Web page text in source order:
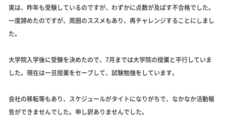
実は、昨年も受験しているのですが、わずかに点数が及ばす不合格でした。
一度諦めたのですが、周囲のススメもあり、再チャレンジすることにしまし
た。
大学院入学後に受験を決めたので、7月までは大学院の授業と平行していま
した。現在は一旦授業をセーブして、試験勉強をしています。
会社の移転等もあり、スケジュールがタイトになりがちで、なかなか活動報
告ができませんでした。申し訳ありませんでした。